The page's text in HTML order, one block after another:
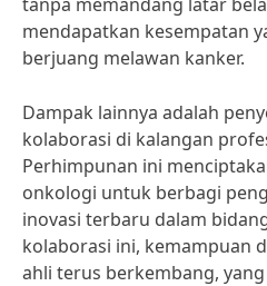
mendapatkan kesempatan
berjuang melawan kanker.
Dampak lainnya adalah
kolaborasi di kalangan
Perhimpunan ini
onkologi untuk berbagi
inovasi terbaru dalam
kolaborasi ini, kemampuan
ahli terus berkembang,